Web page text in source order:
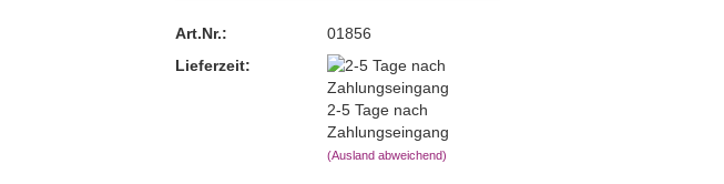
Art.Nr.:
01856
Lieferzeit:
2-5 Tage nach
Zahlungseingang
(Ausland abweichend)